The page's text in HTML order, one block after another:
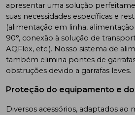
apresentar uma solução
suas necessidades específicas e
(alimentação em linha,
90°, conexão à solução de
AQFlex, etc.). Nosso sistema de
também elimina pontes de
obstruções devido a garrafas leves.
Proteção do equipamento e
Diversos acessórios, adaptados ao